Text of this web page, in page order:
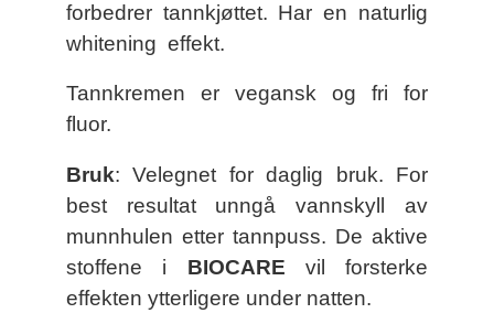
forbedrer tannkjøttet. Har en naturlig
whitening effekt.
Tannkremen er vegansk og fri for
fluor.
Bruk: Velegnet for daglig bruk. For
best resultat unngå vannskyll av
munnhulen etter tannpuss. De aktive
stoffene i BIOCARE vil forsterke
effekten ytterligere under natten.